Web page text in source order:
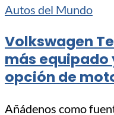
Autos del Mundo
Volkswagen
más equipado
opción de
Añádenos como